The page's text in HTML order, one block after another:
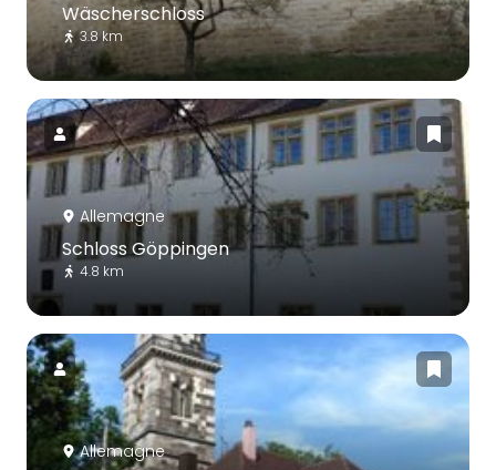
Wäscherschloss
3.8 km
Allemagne
Schloss Göppingen
4.8 km
Allemagne